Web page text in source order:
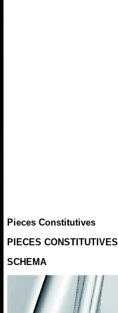
Pieces Constitutives
PIECES CONSTITUTIVES
SCHEMA